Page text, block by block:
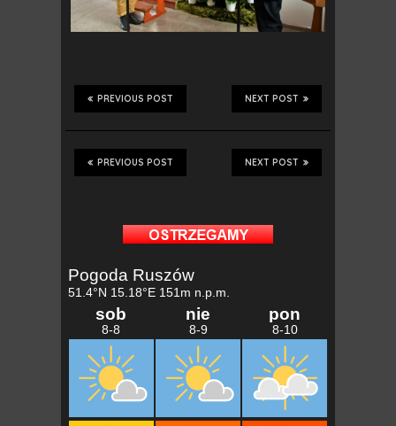
NEXT POST
PREVIOUS POST
NEXT POST
PREVIOUS POST